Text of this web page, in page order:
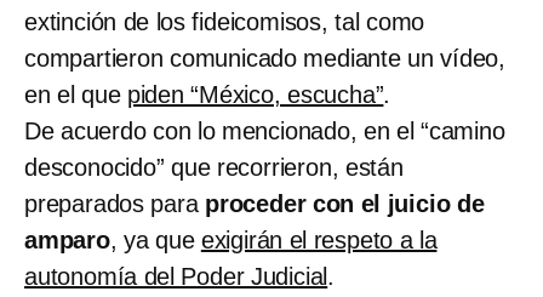
extinción de los fideicomisos, tal como
compartieron comunicado mediante un vídeo,
en el que piden “México, escucha”.
De acuerdo con lo mencionado, en el “camino
desconocido” que recorrieron, están
preparados para proceder con el juicio de
amparo, ya que exigirán el respeto a la
autonomía del Poder Judicial.